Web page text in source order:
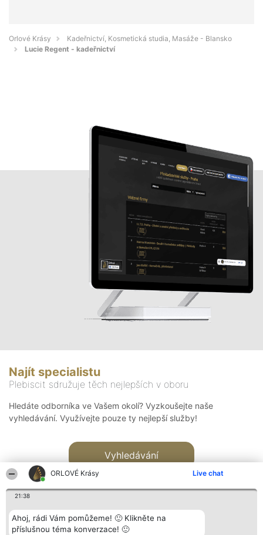
ORLOVÉ Krásy Live chat
21:38
Ahoj, rádi Vám pomůžeme! 🙂 Klikněte na
příslušnou téma konverzace! 🙂
Orlové Krásy
Kadeřnictví, Kosmetická studia, Masáže - Blansko
Lucie Regent - kadeřnictví
Najít specialistu
Plebiscit sdružuje těch nejlepších v oboru
Hledáte odborníka ve Vašem okolí? Vyzkoušejte naše
vyhledávání. Využívejte pouze ty nejlepší služby!
Vyhledávání